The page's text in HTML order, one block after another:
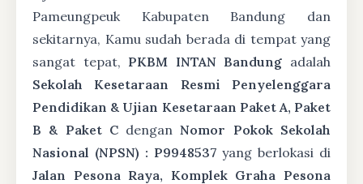
Pameungpeuk Kabupaten Bandung dan
sekitarnya, Kamu sudah berada di tempat yang
sangat tepat, PKBM INTAN Bandung adalah
Sekolah Kesetaraan Resmi Penyelenggara
Pendidikan & Ujian Kesetaraan Paket A, Paket
B & Paket CdenganNomor Pokok Sekolah
Nasional (NPSN) : P9948537 yang berlokasi di
Jalan Pesona Raya, Komplek Graha Pesona